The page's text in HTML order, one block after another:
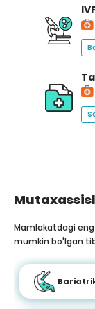
Mamlakatdagi
mumkin bo'lgan